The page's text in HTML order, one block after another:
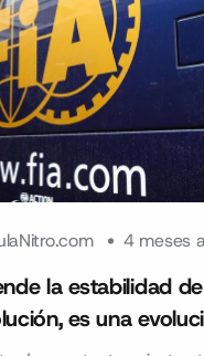
4 meses
la estabilidad
es una